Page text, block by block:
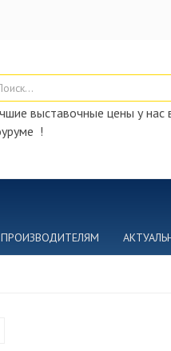
выставочные цены у нас
!